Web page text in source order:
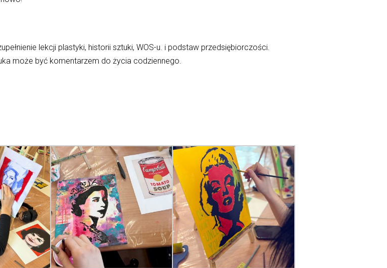
lekcji plastyki, historii sztuki, WOS-u. i podstaw przedsiębiorczości.
może być komentarzem do życia codziennego.